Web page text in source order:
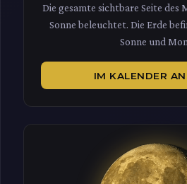
Die gesamte sichtbare Seite des
Sonne beleuchtet. Die Erde
Sonne und
IM KALENDER